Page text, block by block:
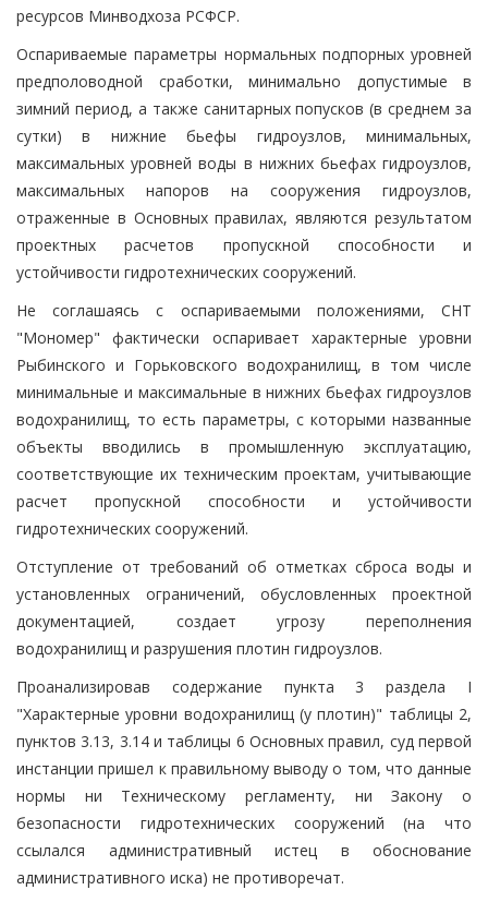
ресурсов Минводхоза РСФСР.
Оспариваемые параметры нормальных подпорных уровней
предполоводной сработки, минимально допустимые в
зимний период, а также санитарных попусков (в среднем за
сутки) в нижние бьефы гидроузлов, минимальных,
максимальных уровней воды в нижних бьефах гидроузлов,
максимальных напоров на сооружения гидроузлов,
отраженные в Основных правилах, являются результатом
проектных расчетов пропускной способности и
устойчивости гидротехнических сооружений.
Не соглашаясь с оспариваемыми положениями, СНТ
"Мономер" фактически оспаривает характерные уровни
Рыбинского и Горьковского водохранилищ, в том числе
минимальные и максимальные в нижних бьефах гидроузлов
водохранилищ, то есть параметры, с которыми названные
объекты вводились в промышленную эксплуатацию,
соответствующие их техническим проектам, учитывающие
расчет пропускной способности и устойчивости
гидротехнических сооружений.
Отступление от требований об отметках сброса воды и
установленных ограничений, обусловленных проектной
документацией, создает угрозу переполнения
водохранилищ и разрушения плотин гидроузлов.
Проанализировав содержание пункта 3 раздела I
"Характерные уровни водохранилищ (у плотин)" таблицы 2,
пунктов 3.13, 3.14 и таблицы 6 Основных правил, суд первой
инстанции пришел к правильному выводу о том, что данные
нормы ни Техническому регламенту, ни Закону о
безопасности гидротехнических сооружений (на что
ссылался административный истец в обоснование
административного иска) не противоречат.